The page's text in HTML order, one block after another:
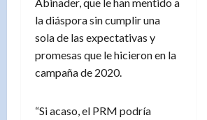
la diáspora sin cumplir una
sola de las expectativas y
promesas que le hicieron en la
campaña de 2020.
“Si acaso, el PRM podría